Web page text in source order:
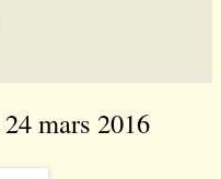
mars 2016